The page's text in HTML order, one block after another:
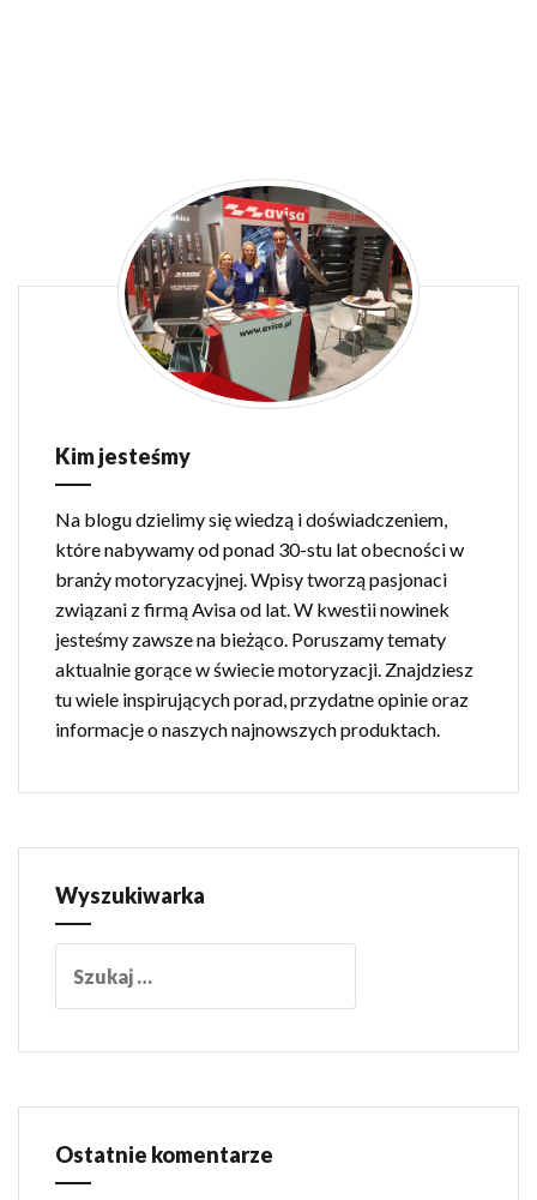
Kim jesteśmy
Na blogu dzielimy się wiedzą i doświadczeniem,
które nabywamy od ponad 30-stu lat obecności w
branży motoryzacyjnej. Wpisy tworzą pasjonaci
związani z firmą Avisa od lat. W kwestii nowinek
jesteśmy zawsze na bieżąco. Poruszamy tematy
aktualnie gorące w świecie motoryzacji. Znajdziesz
tu wiele inspirujących porad, przydatne opinie oraz
informacje o naszych najnowszych produktach.
Wyszukiwarka
Ostatnie komentarze